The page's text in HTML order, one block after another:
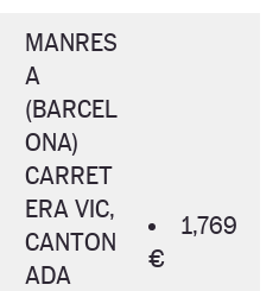
MANRES
A
(BARCEL
ONA)
CARRET
ERA VIC,
CANTON
ADA
1,769
€